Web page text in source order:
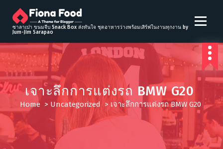
t
o
c
o
n
e
t
ซาลาเปา ขนมจีบ Snack Box ส่งทันใจ ชุดอาหารว่างพร้อมเสิร์ฟในงานทุกงาน by
Jum-Jim Sarapao
เจาะลึกการแต่งรถ BMW G20
Home > Uncategorized > เจาะลึกการแต่งรถ BMW G20